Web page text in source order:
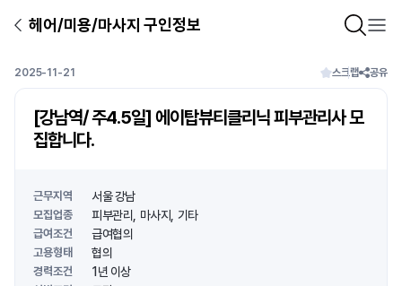
헤어/미용/마사지 구인정보
2025-11-21 스크랩 공유
[강남역/ 주4.5일] 에이탑뷰티클리닉 피부관리사 모
집합니다.
근무지역 서울 강남
모집업종 피부관리 마사지 기타
급여조건 급여협의
고용형태 협의
경력조건 1년 이상